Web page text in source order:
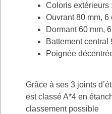
Coloris extérieurs
Ouvrant 80 mm, 6
Dormant 60 mm,
Battement central
Poignée
Grâce à ses 3 joints
est classé A*4 en
classement possible